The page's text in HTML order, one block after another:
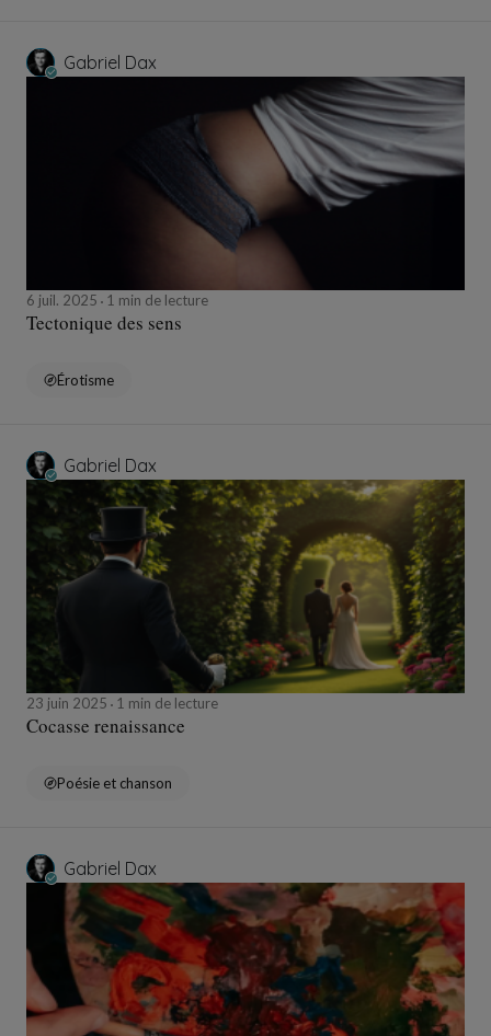
Gabriel Dax
6 juil. 2025 1 min de lecture
Tectonique des sens
Érotisme
Gabriel Dax
23 juin 2025 1 min de lecture
Cocasse renaissance
Poésie et chanson
Gabriel Dax